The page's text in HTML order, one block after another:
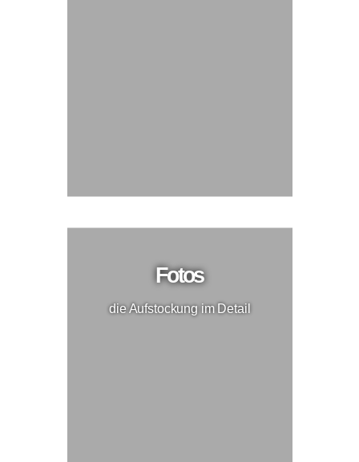
Fotos
die Aufstockung im Detail